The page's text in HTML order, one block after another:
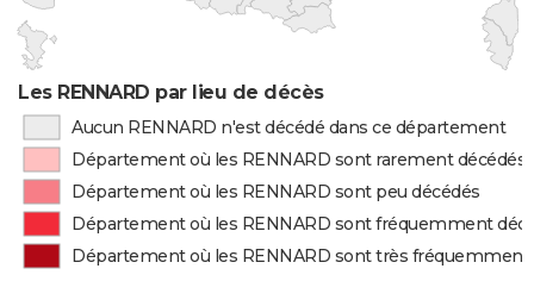
Les RENNARD par lieu de décès
Aucun RENNARD n'est décédé dans ce département
Département où les RENNARD sont rarement décédés
Département où les RENNARD sont peu décédés
Département où les RENNARD sont fréquemment
Département où les RENNARD sont très fréquemment